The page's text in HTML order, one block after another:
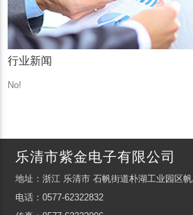
行业新闻
No!
乐清市紫金电子有限公司
地址：浙江 乐清市 石帆街道朴湖工业园区
电话：0577-62322832